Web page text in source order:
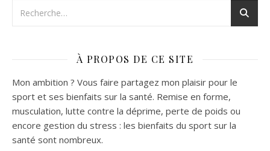
À PROPOS DE CE SITE
Mon ambition ? Vous faire partagez mon plaisir pour le
sport et ses bienfaits sur la santé. Remise en forme,
musculation, lutte contre la déprime, perte de poids ou
encore gestion du stress : les bienfaits du sport sur la
santé sont nombreux.